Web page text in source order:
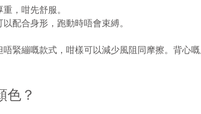
，咁先舒服。
以配合身形，跑動時唔會束縛。
緊繃嘅款式，咁樣可以減少風阻同摩擦。背心嘅
色？